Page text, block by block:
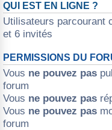
QUI EST EN LIGNE ?
Utilisateurs parcourant
et 6 invités
PERMISSIONS DU
Vous ne pouvez pas
forum
Vous ne pouvez pas
Vous ne pouvez pas
forum